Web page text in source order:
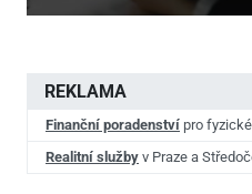
REKLAMA
Finanční poradenství pro
Realitní služby v Praze a